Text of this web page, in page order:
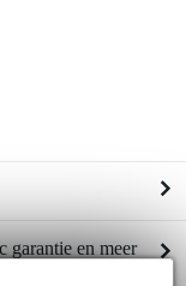
garantie en meer